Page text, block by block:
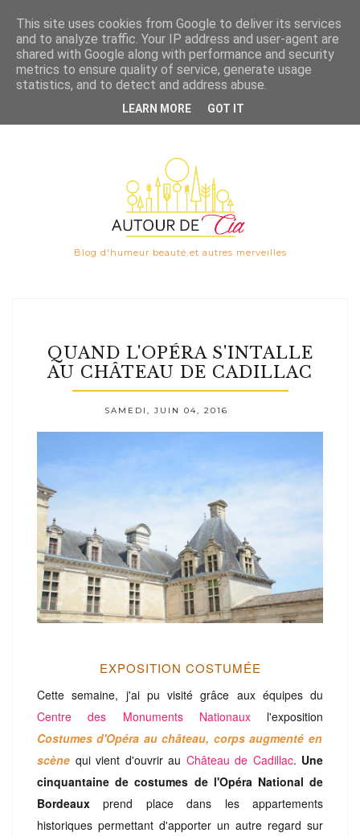

Blog d'humeur beauté et autres merveilles
QUAND L'OPÉRA S'INTALLE
AU CHÂTEAU DE CADILLAC
SAMEDI, JUIN 04, 2016
EXPOSITION COSTUMÉE
Cette semaine, j'ai pu visitégrâce aux équipes du
Centre des Monuments Nationauxl'exposition
Costumes d'Opéra au château, corps augmenté en
scène qui vient d'ouvrir au Château de Cadillac. Une
cinquantaine de costumes de l'Opéra National de
Bordeauxprend place dans les appartements
historiques permettant d'apporter un autre regard sur
This site uses cookies from Google to deliver its services
and to analyze traffic. Your IP address and user-agent are
shared with Google along with performance and security
metrics to ensure quality of service, generate usage
statistics, and to detect and address abuse.
LEARN MORE GOT IT